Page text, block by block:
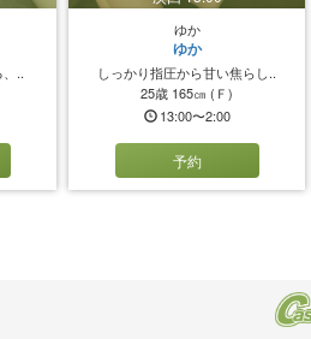
..
ゆか
ゆか
しっかり指圧から甘い焦らし..
25歳 165㎝ (Ｆ)
13:00〜2:00
予約